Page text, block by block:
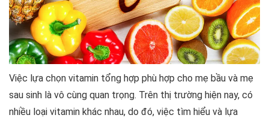
Việc lựa chọn vitamin tổng hợp phù hợp cho mẹ bầu và mẹ
sau sinh là vô cùng quan trọng. Trên thị trường hiện nay, có
nhiều loại vitamin khác nhau, do đó, việc tìm hiểu và lựa